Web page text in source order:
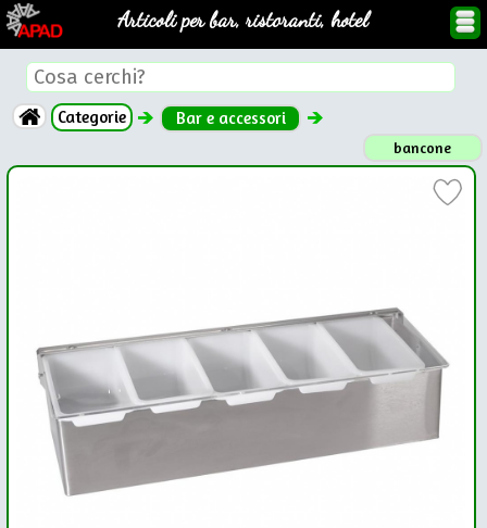
Articoli per bar, ristoranti, hotel
Categorie Bar e accessori
bancone